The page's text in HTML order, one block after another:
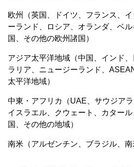
欧州（英国、ドイツ、フランス、
ーランド、ロシア、オランダ、ベ
国、その他の欧州諸国）
アジア太平洋地域（中国、インド
ラリア、ニュージーランド、
太平洋地域）
中東・アフリカ（UAE、サウジアラ
イスラエル、クウェート、カター
国、その他の地域）
南米（アルゼンチン、ブラジル、南